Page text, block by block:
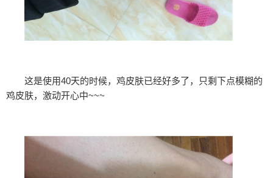
这是使用40天的时候，鸡皮肤已经好多了，只剩下点模糊的
鸡皮肤，激动开心中~~~